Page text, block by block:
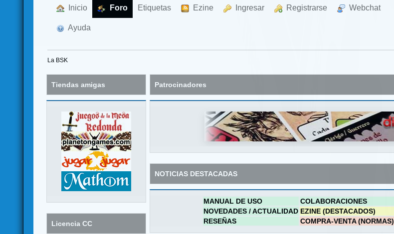
Inicio Foro Etiquetas Ezine Ingresar Registrarse Webchat
Ayuda
La BSK
Tiendas amigas
Licencia CC
Patrocinadores
NOTICIAS DESTACADAS
MANUAL DE USO COLABORACIONES
NOVEDADES / ACTUALIDAD EZINE (DESTACADOS)
RESEÑAS
COMPRA-VENTA (NORMAS)